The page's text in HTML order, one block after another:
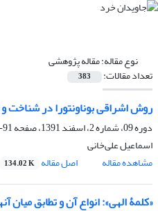
نوع مقاله:مقاله پژوهشی
تعداد مقالات: 383
روش اشراقی بوناونتورا در شناخت
دوره 09، شماره 2، اسفند 1391، صفحه
91-112
اسماعیل علی‌‌‌‌‌‌‌‌‌‌‌‌‌‌‌خانی
مشاهده مقاله
اصل مقاله 134.02 K
«کلمۀ الهی»: انواع آن و تطابق میان